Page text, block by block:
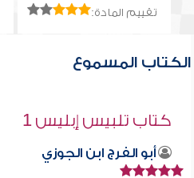
تقييم المادة:
الكتاب المسموع
كتاب تلبيس إبليس 1
أبو الفرج ابن الجوزي